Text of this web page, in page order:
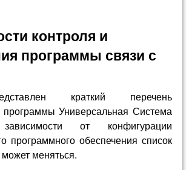
контроля и
программы связи с
краткий перечень
программы Универсальная Система
от конфигурации
программного обеспечения список
меняться.